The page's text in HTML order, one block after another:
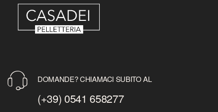
DOMANDE? CHIAMACI SUBITO AL
(+39) 0541 658277